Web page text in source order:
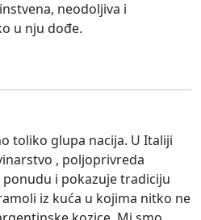
neodoljiva i
u nju dođe.
toliko glupa nacija. U Italiji
, poljoprivreda
i pokazuje tradiciju
iz kuća u kojima nitko ne